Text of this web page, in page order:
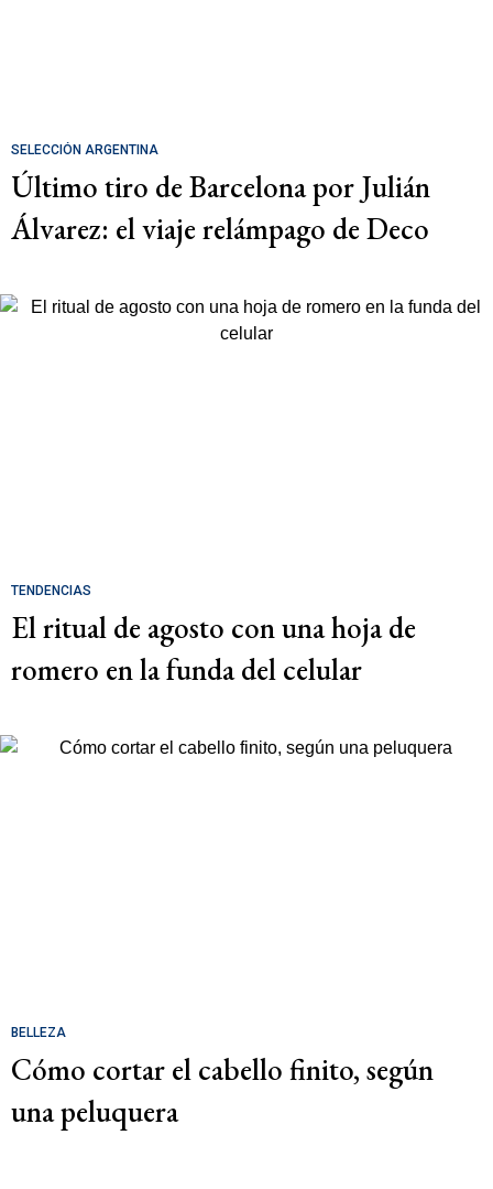
SELECCIÓN ARGENTINA
Último tiro de Barcelona por Julián
Álvarez: el viaje relámpago de Deco
TENDENCIAS
El ritual de agosto con una hoja de
romero en la funda del celular
BELLEZA
Cómo cortar el cabello finito, según
una peluquera